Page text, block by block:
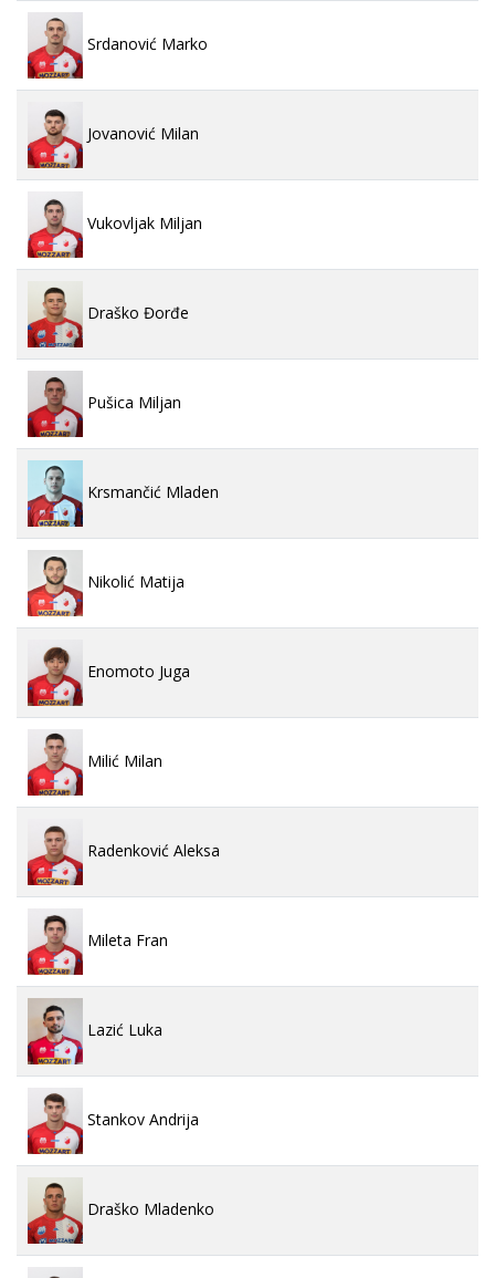
Srdanović Marko
Jovanović Milan
Vukovljak Miljan
Draško Đorđe
Pušica Miljan
Krsmančić Mladen
Nikolić Matija
Enomoto Juga
Milić Milan
Radenković Aleksa
Mileta Fran
Lazić Luka
Stankov Andrija
Draško Mladenko